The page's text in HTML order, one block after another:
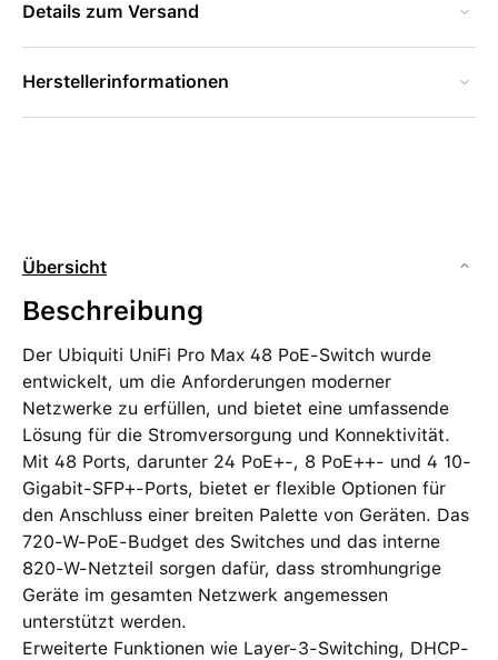
Details zum Versand
Herstellerinformationen
Übersicht
Beschreibung
Der Ubiquiti UniFi Pro Max 48 PoE-Switch wurde
entwickelt, um die Anforderungen moderner
Netzwerke zu erfüllen, und bietet eine umfassende
Lösung für die Stromversorgung und Konnektivität.
Mit 48 Ports, darunter 24 PoE+-, 8 PoE++- und 4 10-
Gigabit-SFP+-Ports, bietet er flexible Optionen für
den Anschluss einer breiten Palette von Geräten. Das
720-W-PoE-Budget des Switches und das interne
820-W-Netzteil sorgen dafür, dass stromhungrige
Geräte im gesamten Netzwerk angemessen
unterstützt werden.
Erweiterte Funktionen wie Layer-3-Switching, DHCP-